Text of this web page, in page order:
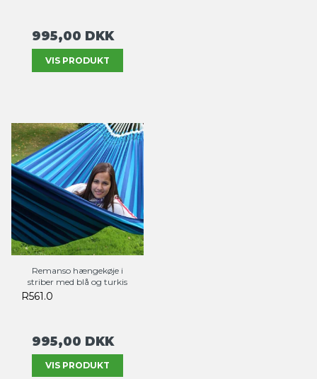
995,00 DKK
VIS PRODUKT
Remanso hængekøje i
striber med blå og turkis
R561.0
995,00 DKK
VIS PRODUKT